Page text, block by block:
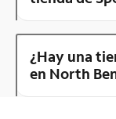
¿Hay una
en North